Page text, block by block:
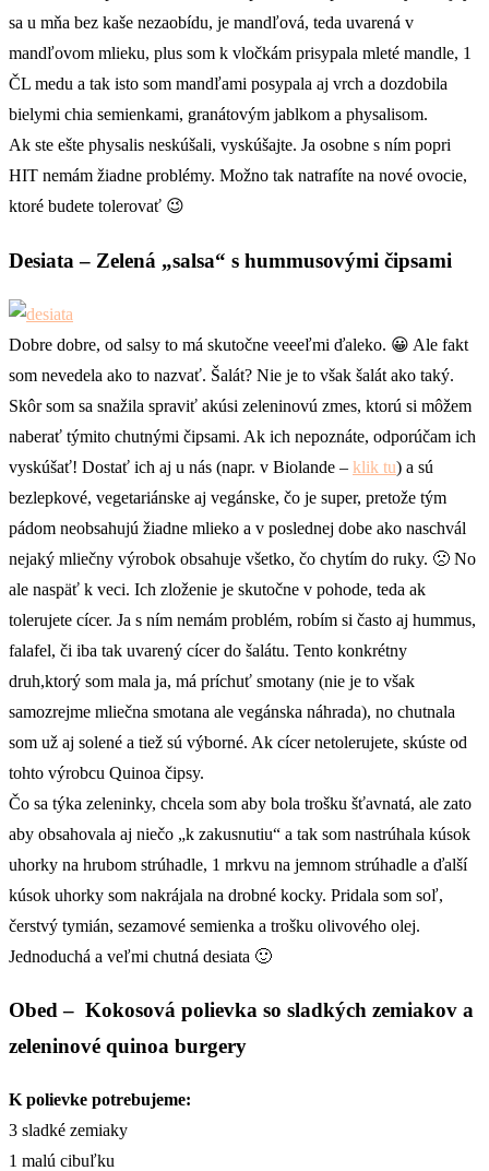
sa u mňa bez kaše nezaobídu, je mandľová, teda uvarená v
mandľovom mlieku, plus som k vločkám prisypala mleté mandle, 1
ČL medu a tak isto som mandľami posypala aj vrch a dozdobila
bielymi chia semienkami, granátovým jablkom a physalisom.
Ak ste ešte physalis neskúšali, vyskúšajte. Ja osobne s ním popri
HIT nemám žiadne problémy. Možno tak natrafíte na nové ovocie,
ktoré budete tolerovať 😉
Desiata – Zelená „salsa“ s hummusovými čipsami
Dobre dobre, od salsy to má skutočne veeeľmi ďaleko. 😀 Ale fakt
som nevedela ako to nazvať. Šalát? Nie je to však šalát ako taký.
Skôr som sa snažila spraviť akúsi zeleninovú zmes, ktorú si môžem
naberať týmito chutnými čipsami. Ak ich nepoznáte, odporúčam ich
vyskúšať! Dostať ich aj u nás (napr. v Biolande – klik tu) a sú
bezlepkové, vegetariánske aj vegánske, čo je super, pretože tým
pádom neobsahujú žiadne mlieko a v poslednej dobe ako naschvál
nejaký mliečny výrobok obsahuje všetko, čo chytím do ruky. 🙁 No
ale naspäť k veci. Ich zloženie je skutočne v pohode, teda ak
tolerujete cícer. Ja s ním nemám problém, robím si často aj hummus,
falafel, či iba tak uvarený cícer do šalátu. Tento konkrétny
druh,ktorý som mala ja, má príchuť smotany (nie je to však
samozrejme mliečna smotana ale vegánska náhrada), no chutnala
som už aj solené a tiež sú výborné. Ak cícer netolerujete, skúste od
tohto výrobcu Quinoa čipsy.
Čo sa týka zeleninky, chcela som aby bola trošku šťavnatá, ale zato
aby obsahovala aj niečo „k zakusnutiu“ a tak som nastrúhala kúsok
uhorky na hrubom strúhadle, 1 mrkvu na jemnom strúhadle a ďalší
kúsok uhorky som nakrájala na drobné kocky. Pridala som soľ,
čerstvý tymián, sezamové semienka a trošku olivového olej.
Jednoduchá a veľmi chutná desiata 🙂
Obed– Kokosová polievka so sladkých zemiakov a
zeleninové quinoa burgery
K polievke potrebujeme:
3 sladké zemiaky
1 malú cibuľku